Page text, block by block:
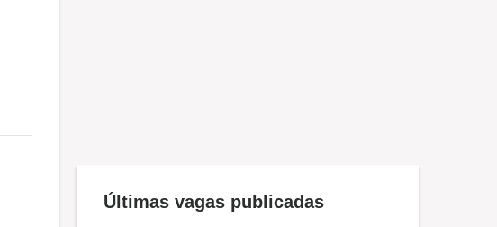
Últimas vagas publicadas